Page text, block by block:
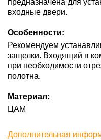
предназначена для
входные двери.
Особенности:
Рекомендуем
защелки. Входящий в
при необходимости
полотна.
Материал:
ЦАМ
Дополнительная